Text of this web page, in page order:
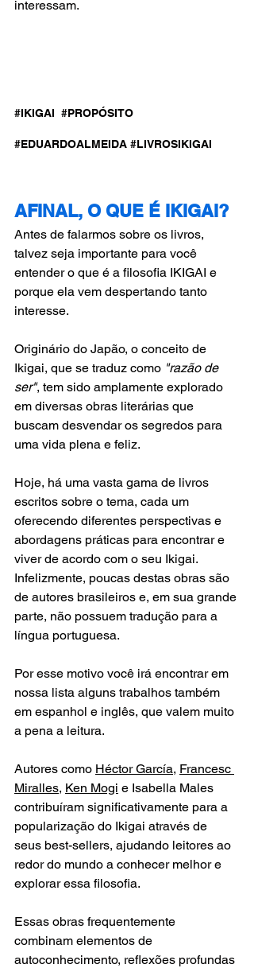
interessam.
#IKIGAI #PROPÓSITO
#EDUARDOALMEIDA #LIVROSIKIGAI
AFINAL, O QUE É IKIGAI?
Antes de falarmos sobre os livros,
talvez seja importante para você
entender o que é a filosofia IKIGAI e
porque ela vem despertando tanto
interesse.
Originário do Japão, o conceito de
Ikigai, que se traduz como "razão de
ser", tem sido amplamente explorado
em diversas obras literárias que
buscam desvendar os segredos para
uma vida plena e feliz.
Hoje, há uma vasta gama de livros
escritos sobre o tema, cada um
oferecendo diferentes perspectivas e
abordagens práticas para encontrar e
viver de acordo com o seu Ikigai.
Infelizmente, poucas destas obras são
de autores brasileiros e, em sua grande
parte, não possuem tradução para a
língua portuguesa.
Por esse motivo você irá encontrar em
nossa lista alguns trabalhos também
em espanhol e inglês, que valem muito
a pena a leitura.
Autores como Héctor García, Francesc
Miralles, Ken Mogi e Isabella Males
contribuíram significativamente para a
popularização do Ikigai através de
seus best-sellers, ajudando leitores ao
redor do mundo a conhecer melhor e
explorar essa filosofia.
Essas obras frequentemente
combinam elementos de
autoconhecimento, reflexões profundas